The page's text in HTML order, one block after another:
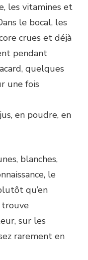
les vitamines et
le bocal, les
crues et déjà
pendant
quelques
une fois
en poudre, en
blanches,
le
qu’en
trouve
sur les
rarement en